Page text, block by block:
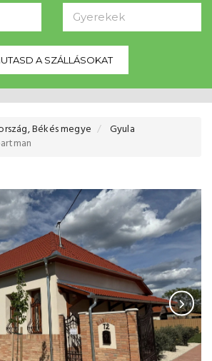
Gyerekek
A SZÁLLÁSOKAT
Békés megye
Gyula